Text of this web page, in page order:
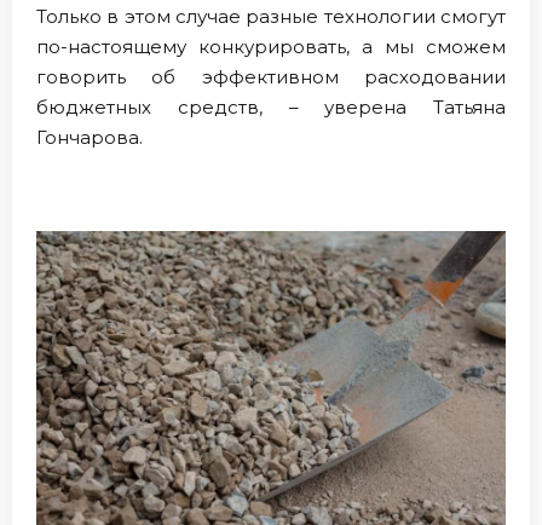
Только в этом случае разные технологии смогут
по-настоящему конкурировать, а мы сможем
говорить об эффективном расходовании
бюджетных средств, – уверена Татьяна
Гончарова.